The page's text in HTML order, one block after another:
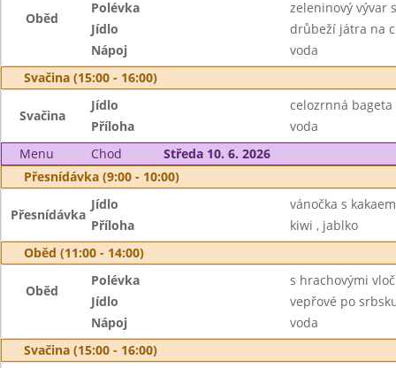
Oběd
Polévka
zeleninový vývar
Jídlo
drůbeží játra na
Nápoj
voda
Svačina (15:00 - 16:00)
Svačina
Jídlo
celozrnná bageta
Příloha
voda
Menu
Chod
Středa 10. 6. 2026
Přesnídávka (9:00 - 10:00)
Přesnídávka
Jídlo
vánočka s kakaem
Příloha
kiwi , jablko
Oběd (11:00 - 14:00)
Oběd
Polévka
s hrachovými
Jídlo
vepřové po
Nápoj
voda
Svačina (15:00 - 16:00)